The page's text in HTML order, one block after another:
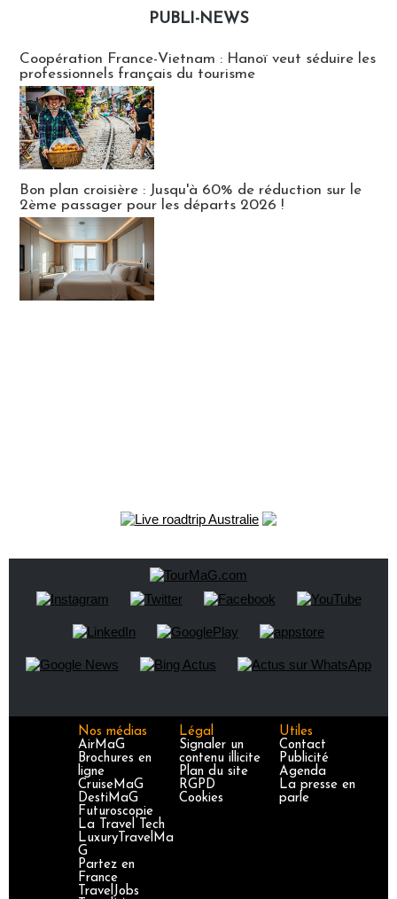
PUBLI-NEWS
Coopération France-Vietnam : Hanoï veut séduire les
professionnels français du tourisme
Bon plan croisière : Jusqu'à 60% de réduction sur le
2ème passager pour les départs 2026 !
Nos médias
AirMaG
Brochures en
ligne
CruiseMaG
DestiMaG
Futuroscopie
La Travel Tech
LuxuryTravelMa
G
Partez en
France
TravelJobs
Légal
Signaler un
contenu illicite
Plan du site
RGPD
Cookies
Utiles
Contact
Publicité
Agenda
La presse en
parle